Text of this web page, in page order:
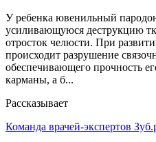
У ребенка ювенильный
усиливающуюся деструкцию
отросток челюсти. При
происходит разрушение
обеспечивающего прочность
карманы, а б...
Рассказывает
Команда врачей-экспертов